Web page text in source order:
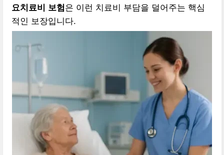
요치료비 보험은 이런 치료비 부담을 덜어주는 핵심
적인 보장입니다.